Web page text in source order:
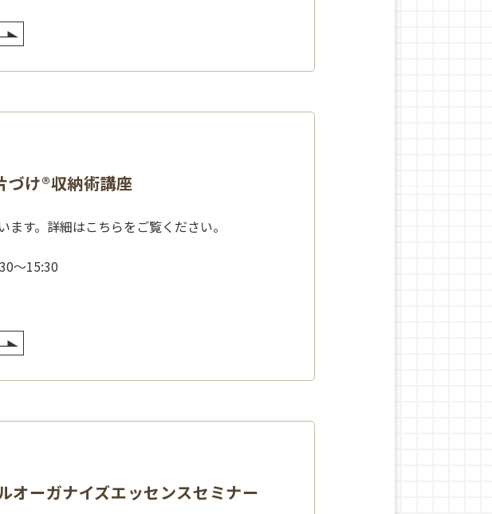
け®収納術講座
す。詳細はこちらをご覧ください。
〜15:30
ーガナイズエッセンスセミナー